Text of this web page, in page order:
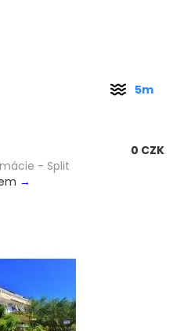
0 CZK
- Split
→
5m